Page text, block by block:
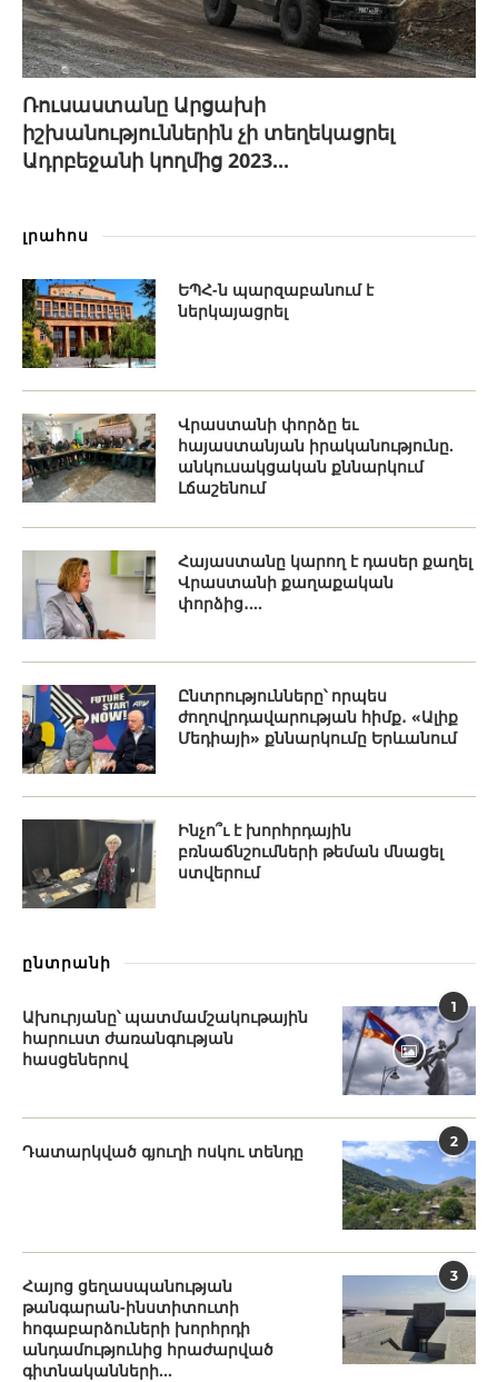
Ռուսաստանը Արցախի
իշխանություններին չի տեղեկացրել
Ադրբեջանի կողմից 2023...
լրահոս
ԵՊՀ-ն պարզաբանում է
ներկայացրել
Վրաստանի փորձը եւ
հայաստանյան իրականությունը.
անկուսակցական քննարկում
Լճաշենում
Հայաստանը կարող է դասեր քաղել
Վրաստանի քաղաքական
փորձից․...
Ընտրությունները՝ որպես
ժողովրդավարության հիմք․ «Ալիք
Մեդիայի» քննարկումը Երևանում
Ինչո՞ւ է խորհրդային
բռնաճնշումների թեման մնացել
ստվերում
ընտրանի
1
Ախուրյանը՝ պատմամշակութային
հարուստ ժառանգության
հասցեներով
2
Դատարկված գյուղի ոսկու տենդը
3
Հայոց ցեղասպանության
թանգարան-ինստիտուտի
հոգաբարձուների խորհրդի
անդամությունից հրաժարված
գիտնականների...